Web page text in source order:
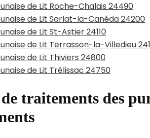
de Lit Roche-Chalais 24490
de Lit Sarlat-la-Canéda 24200
de Lit St-Astier 24110
de Lit Terrasson-la-Villedieu
de Lit Thiviers 24800
de Lit Trélissac 24750
traitements des